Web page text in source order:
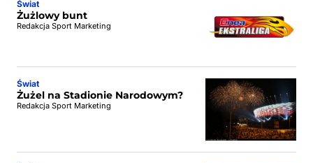
Świat
Żużlowy bunt
Redakcja Sport Marketing
Świat
Żużel na Stadionie Narodowym?
Redakcja Sport Marketing